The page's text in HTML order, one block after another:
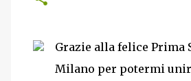
Grazie alla felice Prima
Milano per potermi